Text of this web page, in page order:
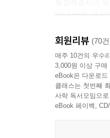
이 소설을 쓰기
_‘연재를 시작
꼬박 오 년 동
가까이 글을 써
타인을 이해하
회원리뷰 (70
매주 10건의 우수
3,000원 이상 구매
eBook은 다운로
클래스는 첫번째
사락 독서모임으
eBook 페이백,